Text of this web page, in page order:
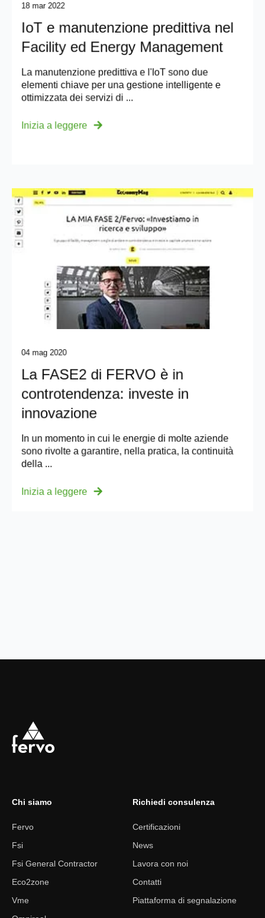
18 mar 2022
IoT e manutenzione predittiva nel
Facility ed Energy Management
La manutenzione predittiva e l'IoT sono due
elementi chiave per una gestione intelligente e
ottimizzata dei servizi di ...
Inizia a leggere
04 mag 2020
La FASE2 di FERVO è in
controtendenza: investe in
innovazione
In un momento in cui le energie di molte aziende
sono rivolte a garantire, nella pratica, la continuità
della ...
Inizia a leggere
Chi siamo
Fervo
Fsi
Fsi General Contractor
Eco2zone
Vme
Richiedi consulenza
Certificazioni
News
Lavora con noi
Contatti
Piattaforma di segnalazione